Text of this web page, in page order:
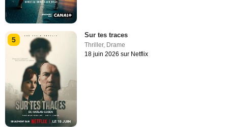
5
Sur tes traces
Thriller, Drame
18 juin 2026 sur Netflix